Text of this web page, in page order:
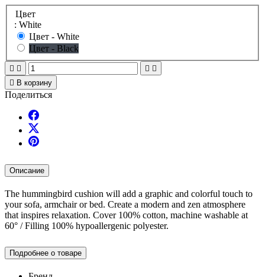
Цвет
: White
Цвет - White
Цвет - Black
   
 В корзину
Поделиться
Описание
The hummingbird cushion will add a graphic and colorful touch to
your sofa, armchair or bed. Create a modern and zen atmosphere
that inspires relaxation. Cover 100% cotton, machine washable at
60° / Filling 100% hypoallergenic polyester.
Подробнее о товаре